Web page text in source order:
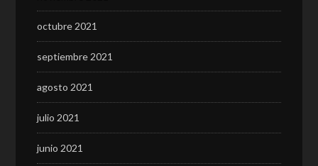
octubre 2021
septiembre 2021
agosto 2021
julio 2021
junio 2021